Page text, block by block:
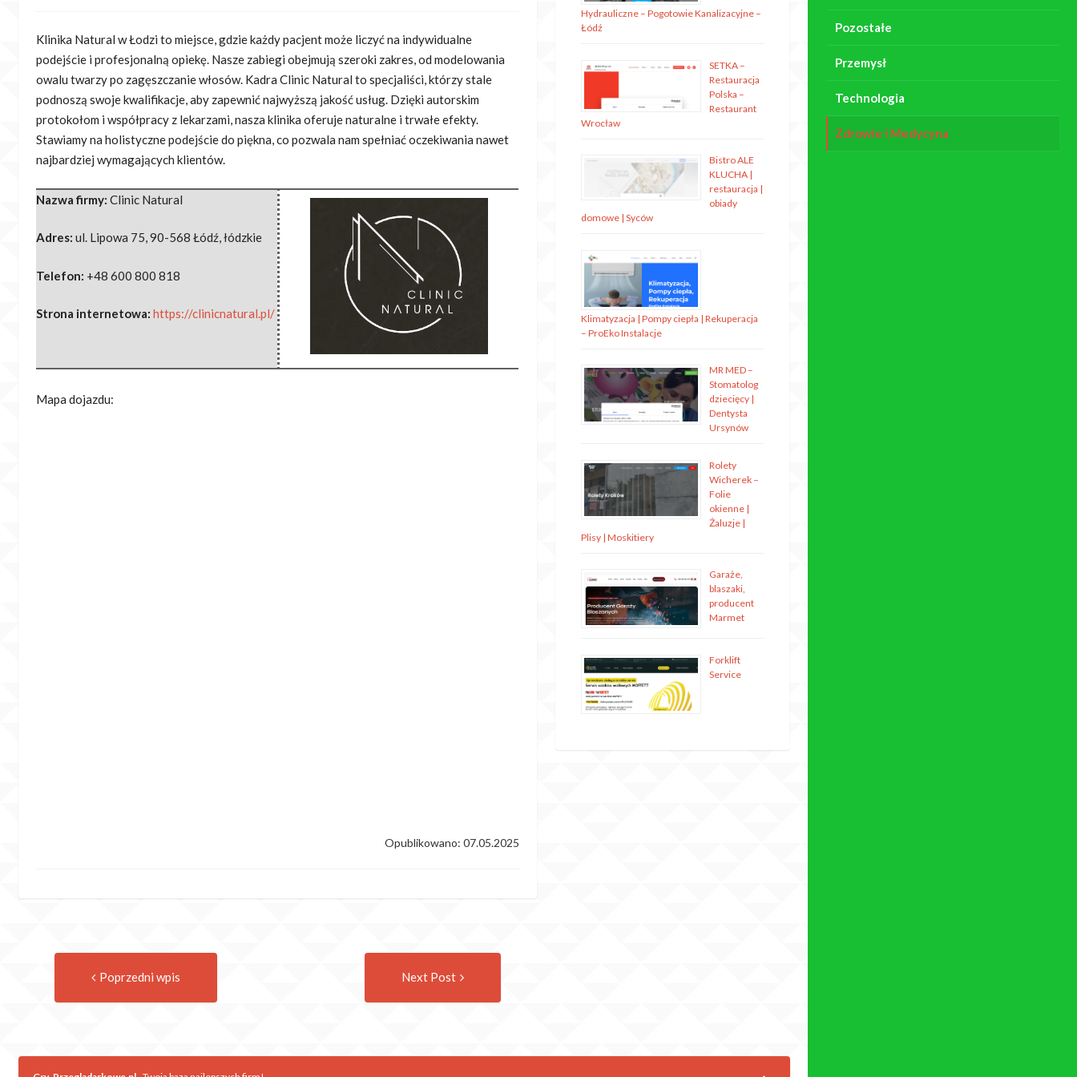
Pozostałe
Przemysł
Technologia
Zdrowie i Medycyna
Klinika Natural w Łodzi to miejsce, gdzie każdy pacjent może liczyć na indywidualne
podejście i profesjonalną opiekę. Nasze zabiegi obejmują szeroki zakres, od modelowania
owalu twarzy po zagęszczanie włosów. Kadra Clinic Natural to specjaliści, którzy stale
podnoszą swoje kwalifikacje, aby zapewnić najwyższą jakość usług. Dzięki autorskim
protokołom i współpracy z lekarzami, nasza klinika oferuje naturalne i trwałe efekty.
Stawiamy na holistyczne podejście do piękna, co pozwala nam spełniać oczekiwania nawet
najbardziej wymagających klientów.
Nazwa firmy: Clinic Natural
Adres: ul. Lipowa 75,90-568 Łódź,łódzkie
Telefon: +48 600 800 818
Strona internetowa: https://clinicnatural.pl/
Mapa dojazdu:
Opublikowano: 07.05.2025
navigation
Poprzedni wpis Next Post
Hydrauliczne – Pogotowie Kanalizacyjne –
Łódź
SETKA –
Restauracja
Polska –
Restaurant
Wrocław
Bistro ALE
KLUCHA |
restauracja |
obiady
domowe | Syców
Klimatyzacja | Pompy ciepła | Rekuperacja
– ProEko Instalacje
MR MED –
Stomatolog
dziecięcy |
Dentysta
Ursynów
Rolety
Wicherek –
Folie
okienne |
Żaluzje |
Plisy | Moskitiery
Garaże,
blaszaki,
producent
Marmet
Forklift
Service